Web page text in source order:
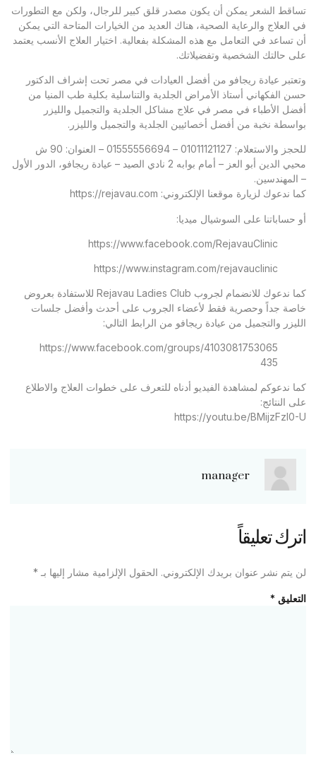
تساقط الشعر يمكن أن يكون مصدر قلق كبير للرجال، ولكن مع التطورات
في العلاج والرعاية الصحية، هناك العديد من الخيارات المتاحة التي يمكن
أن تساعد في التعامل مع هذه المشكلة بفعالية. اختيار العلاج الأنسب يعتمد
على حالتك الشخصية وتفضيلاتك.
وتعتبر عيادة ريجافو من أفضل العيادات في مصر تحت إشراف الدكتور
حسن الفكهاني أستاذ الأمراض الجلدية والتناسلية بكلية طب المنيا من
أفضل الأطباء في مصر في علاج مشاكل الجلدية والتجميل والليزر
بواسطة نخبة من أفضل أخصائيين الجلدية والتجميل والليزر.
للحجز والاستعلام: 01011121127 – 01555556694 – العنوان: 90 ش
محيي الدين أبو العز – أمام بوابه 2 نادي الصيد – عيادة ريجافو، الدور الأول
– المهندسين.
كما ندعوك لزيارة موقعنا الإلكتروني: https://rejavau.com
أو حساباتنا على السوشيال ميديا:
https://www.facebook.com/RejavauClinic
https://www.instagram.com/rejavauclinic
كما ندعوك للانضمام لجروب Rejavau Ladies Club للاستفادة بعروض
خاصة جداً وحصرية فقط لأعضاء الجروب على أحدث وأفضل جلسات
الليزر والتجميل من عيادة ريجافو من الرابط التالي:
https://www.facebook.com/groups/4103081753065
435
كما ندعوكم لمشاهدة الفيديو أدناه للتعرف على خطوات العلاج والاطلاع
على النتائج:
https://youtu.be/BMijzFzl0-U
manager
اترك تعليقاً
لن يتم نشر عنوان بريدك الإلكتروني. الحقول الإلزامية مشار إليها بـ *
التعليق *